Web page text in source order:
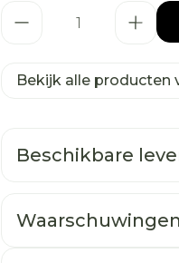
Bekijk alle producten
Beschikbare
Waarschuwingen